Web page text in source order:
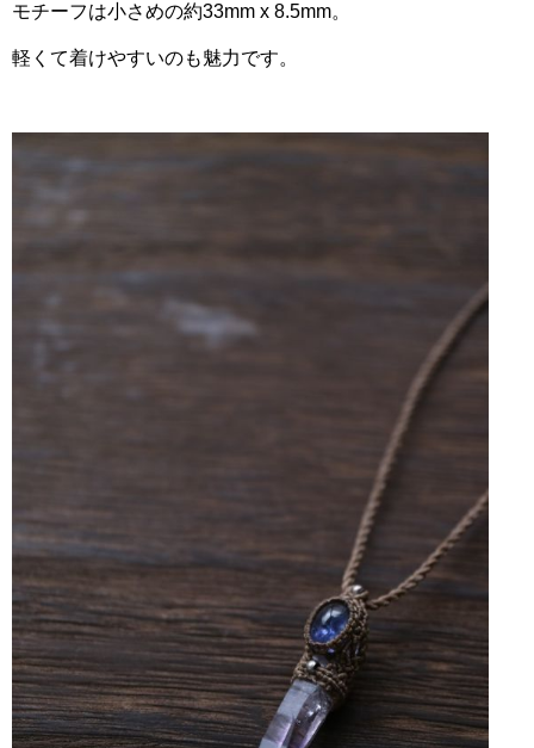
モチーフは小さめの約33mm x 8.5mm。
軽くて着けやすいのも魅力です。